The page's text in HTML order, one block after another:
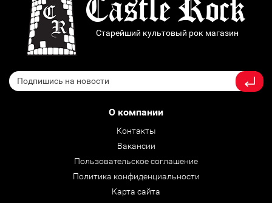
Старейший культовый рок магазин
О компании
Контакты
Вакансии
Пользовательское соглашение
Политика конфиденциальности
Карта сайта